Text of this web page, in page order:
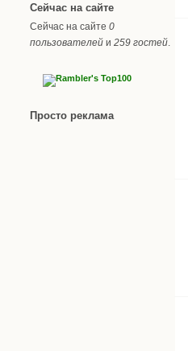
Сейчас на сайте
Сейчас на сайте 0
пользователей и 259 гостей
Просто реклама